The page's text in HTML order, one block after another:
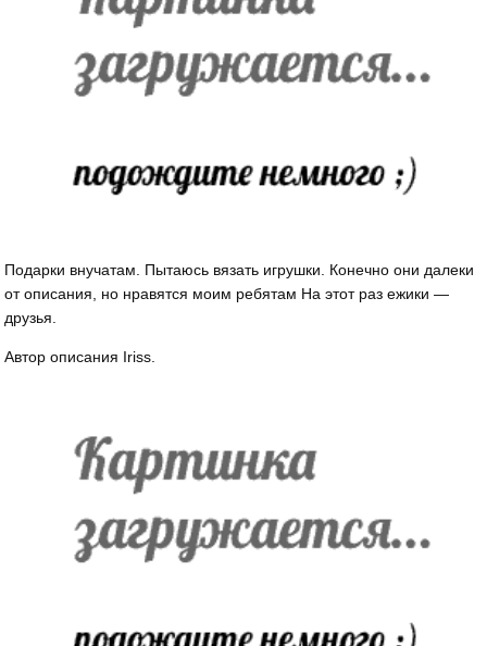
Подарки внучатам. Пытаюсь вязать игрушки. Конечно они далеки
от описания, но нравятся моим ребятам На этот раз ежики —
друзья.
Автор описания Iriss.